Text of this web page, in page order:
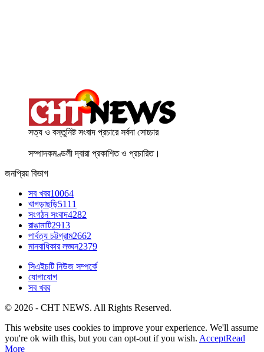
সত্য ও বস্তুনিষ্ট সংবাদ প্রচারে সর্বদা সোচ্চার
সম্পাদকমণ্ডলী দ্বারা প্রকাশিত ও প্রচারিত।
জনপ্রিয় বিভাগ
সব খবর10064
খাগড়াছড়ি5111
সংগঠন সংবাদ4282
রাঙামাটি2913
পার্বত্য চট্টগ্রাম2662
মানবাধিকার লঙ্ঘন2379
সিএইচটি নিউজ সম্পর্কে
যোগাযোগ
সব খবর
© 2026 - CHT NEWS. All Rights Reserved.
This website uses cookies to improve your experience. We'll assume
you're ok with this, but you can opt-out if you wish. AcceptRead
More